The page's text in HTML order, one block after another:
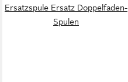
Ersatzspule Ersatz Doppelfaden-
Spulen